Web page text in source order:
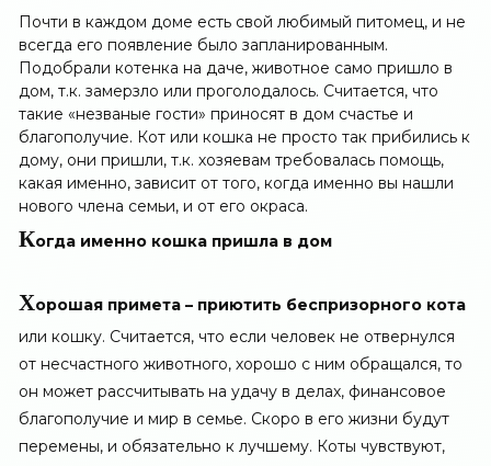
Почти в каждом доме есть свой любимый питомец, и не
всегда его появление было запланированным.
Подобрали котенка на даче, животное само пришло в
дом, т.к. замерзло или проголодалось. Считается, что
такие «незваные гости» приносят в дом счастье и
благополучие. Кот или кошка не просто так прибились к
дому, они пришли, т.к. хозяевам требовалась помощь,
какая именно, зависит от того, когда именно вы нашли
нового члена семьи, и от его окраса.
Когда именно кошка пришла в дом
Хорошая примета – приютить беспризорного кота
или кошку. Считается, что если человек не отвернулся
от несчастного животного, хорошо с ним обращался, то
он может рассчитывать на удачу в делах, финансовое
благополучие и мир в семье. Скоро в его жизни будут
перемены, и обязательно к лучшему. Коты чувствуют,